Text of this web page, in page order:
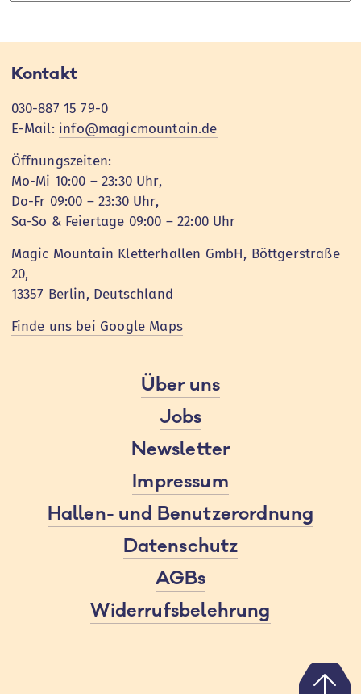
Kontakt
030-887 15 79-0
E-Mail: info@magicmountain.de
Öffnungszeiten:
Mo-Mi 10:00 – 23:30 Uhr,
Do-Fr 09:00 – 23:30 Uhr,
Sa-So & Feiertage 09:00 – 22:00 Uhr
Magic Mountain Kletterhallen GmbH, Böttgerstraße
20,
13357 Berlin, Deutschland
Finde uns bei Google Maps
Über uns
Jobs
Newsletter
Impressum
Hallen- und Benutzerordnung
Datenschutz
AGBs
Widerrufsbelehrung